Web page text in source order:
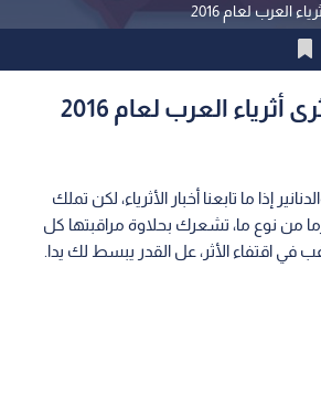
العرب لعام 2016
العرب لعام 2016
إذا ما تابعنا أخبار الأثرياء، لكن تملك
من نوع ما، تشعرك بحلاوة مراقبتها كل
في اقتفاء الأثر، عل القدر يبسط لك يدا.